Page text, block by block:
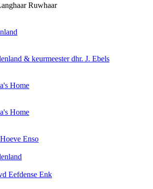
Ruwhaar
& keurmeester dhr. J. Ebels
Home
Home
Enso
Eefdense Enk